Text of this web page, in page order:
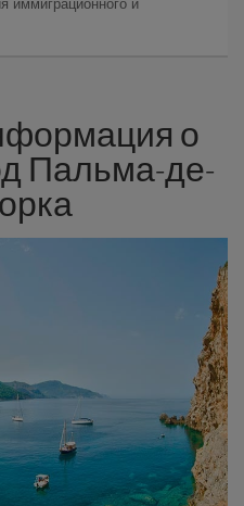
иммиграционного и
о
Пальма-де-